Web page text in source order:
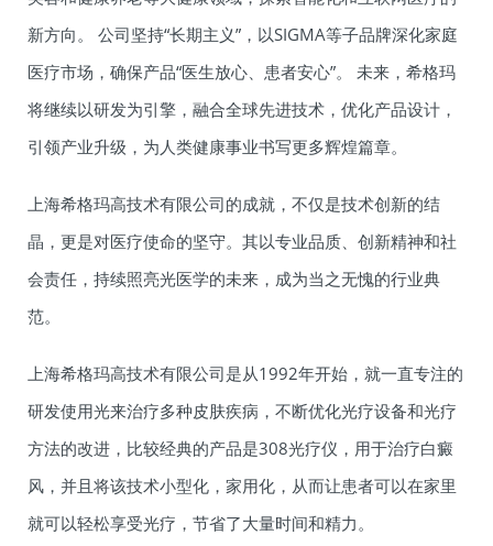
新方向。 公司坚持“长期主义”，以SIGMA等子品牌深化家庭
医疗市场，确保产品“医生放心、患者安心”。 未来，希格玛
将继续以研发为引擎，融合全球先进技术，优化产品设计，
引领产业升级，为人类健康事业书写更多辉煌篇章。
上海希格玛高技术有限公司的成就，不仅是技术创新的结
晶，更是对医疗使命的坚守。其以专业品质、创新精神和社
会责任，持续照亮光医学的未来，成为当之无愧的行业典
范。
上海希格玛高技术有限公司是从1992年开始，就一直专注的
研发使用光来治疗多种皮肤疾病，不断优化光疗设备和光疗
方法的改进，比较经典的产品是308光疗仪，用于治疗白癜
风，并且将该技术小型化，家用化，从而让患者可以在家里
就可以轻松享受光疗，节省了大量时间和精力。